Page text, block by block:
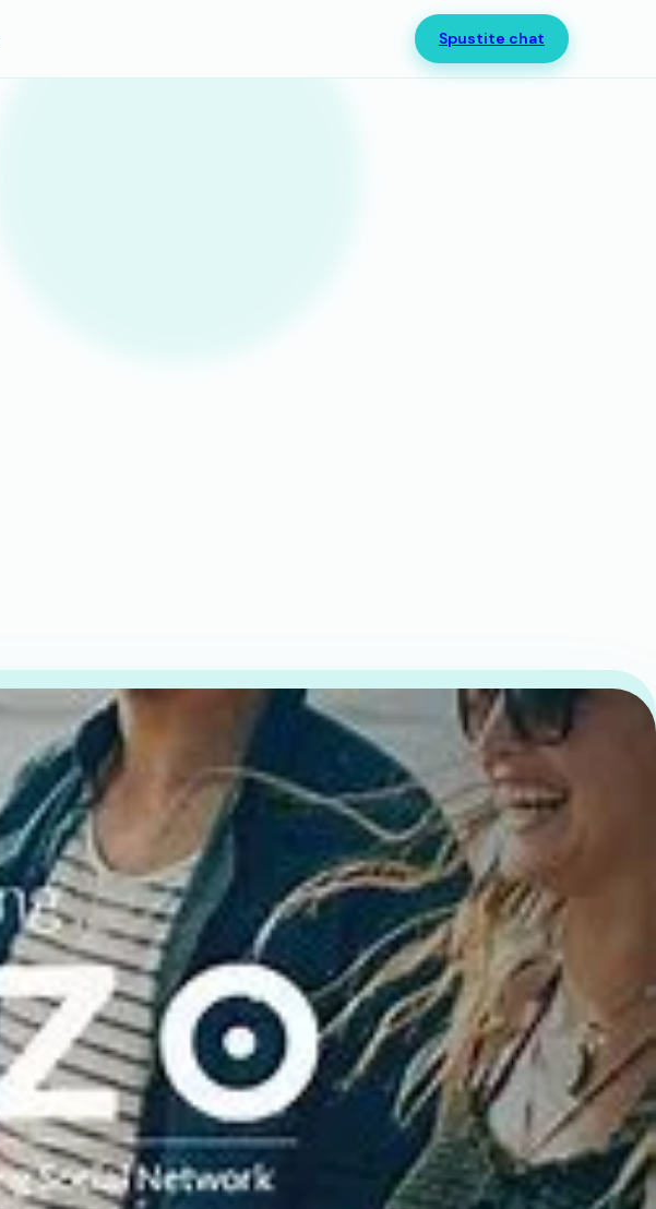
Spustite chat